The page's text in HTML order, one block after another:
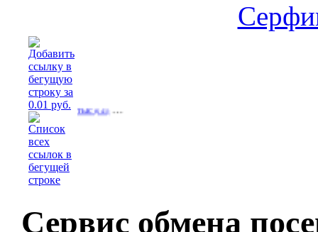
от 50тыс(641)…
Сервис обмена